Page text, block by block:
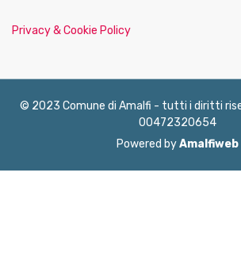
Privacy & Cookie Policy
© 2023 Comune di Amalfi - tutti i diritti
00472320654
Powered byAmalfiweb